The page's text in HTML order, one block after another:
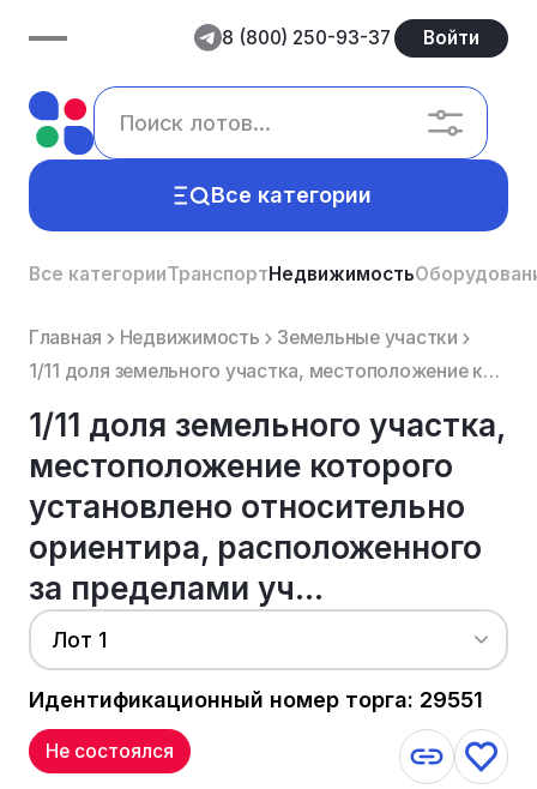
8 (800) 250-93-37 Войти
Все категории
Все категорииТранспортНедвижимость
Главная Недвижимость
Земельные участки
1/11 доля земельного участка, местоположение которого установлено относительно ориентира, расположен...
1/11 доля земельного участка,
местоположение которого
установлено относительно
ориентира, расположенного
за пределами уч...
Лот 1
Идентификационный номер торга: 29551
Не состоялся